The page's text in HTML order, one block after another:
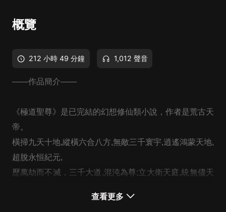
概覽
212 小時 49 分鐘 1,012 聲音
——作品簡介——
《極道聖尊》是已完結的幻想修仙類小說，作者是荒古天
帝。
橫掃九天十地,縱橫六合八方,無敵三千寰宇,逍遙鴻蒙天地,
超脫永恒紀元,
歷萬劫而不滅， 三千大道,混沌為尊;立大衛天庭,統無儘天
你他丫的，人不犯我，我不犯人，人若犯我，滅其滿門！
查看更多